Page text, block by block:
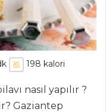
198 kalori
nasıl yapılır ?
Gaziantep